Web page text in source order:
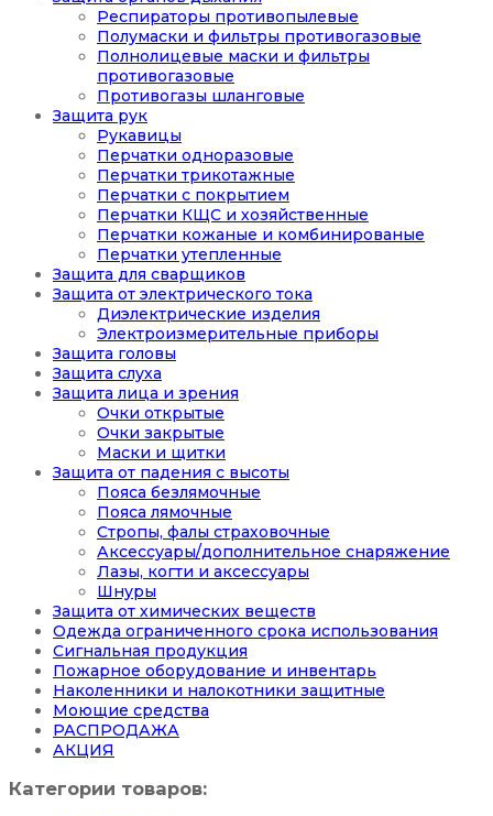
Респираторы противопылевые
Полумаски и фильтры противогазовые
Полнолицевые маски и фильтры
противогазовые
Противогазы шланговые
Защита рук
Рукавицы
Перчатки одноразовые
Перчатки трикотажные
Перчатки с покрытием
Перчатки КЩС и хозяйственные
Перчатки кожаные и комбинированые
Перчатки утепленные
Защита для сварщиков
Защита от электрического тока
Диэлектрические изделия
Электроизмерительные приборы
Защита головы
Защита слуха
Защита лица и зрения
Очки открытые
Очки закрытые
Маски и щитки
Защита от падения с высоты
Пояса безлямочные
Пояса лямочные
Стропы, фалы страховочные
Аксессуары/дополнительное снаряжение
Лазы, когти и аксессуары
Шнуры
Защита от химических веществ
Одежда ограниченного срока использования
Сигнальная продукция
Пожарное оборудование и инвентарь
Наколенники и налокотники защитные
Моющие средства
РАСПРОДАЖА
АКЦИЯ
Категории товаров: